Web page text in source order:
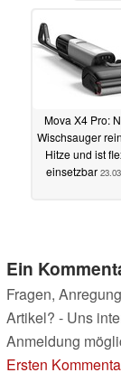
Mova X4 Pro:
Wischsauger
Hitze und ist
einsetzbar
Ein
Fragen,
Artikel? - Uns
Anmeldung
Ersten